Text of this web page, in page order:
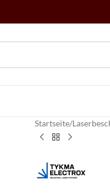
Startseite/